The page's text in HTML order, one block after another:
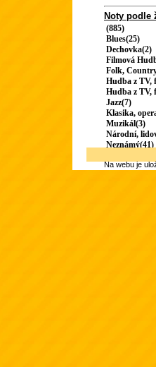
Noty podle
(885)
Blues(25)
Dechovka(2)
Filmová
Folk,
Hudba z TV,
Hudba z TV,
Jazz(7)
Klasika,
Muzikál(3)
Národní,
Neznámý(41)
Na webu je